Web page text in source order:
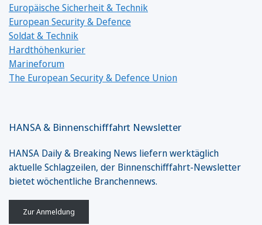
Europäische Sicherheit & Technik
European Security & Defence
Soldat & Technik
Hardthöhenkurier
Marineforum
The European Security & Defence Union
HANSA & Binnenschifffahrt Newsletter
HANSA Daily & Breaking News liefern werktäglich
aktuelle Schlagzeilen, der Binnenschifffahrt-Newsletter
bietet wöchentliche Branchennews.
Zur Anmeldung